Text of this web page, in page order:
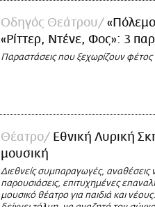
Οδηγός Θεάτρου
«Ρίττερ, Ντένε, Φος»: 3
Παραστάσεις που ξεχωρίζουν
Θέατρο
Εθνική Λυρική
μουσική
Διεθνείς συμπαραγωγές,
παρουσιάσεις, επιτυχημένες
μουσικό θέατρο για παιδιά και